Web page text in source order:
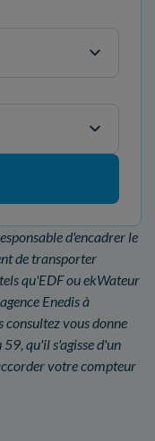
d'encadrer le
de transporter
qu'EDF ou ekWateur
Enedis à
consultez vous donne
qu'il s'agisse d'un
votre compteur